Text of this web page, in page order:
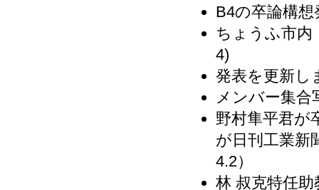
B4の卒論構
ちょうふ市内
4)
発表を更新し
メンバー集合
野村隼平君が
が日刊工業新
4.2）
林 叔克特任